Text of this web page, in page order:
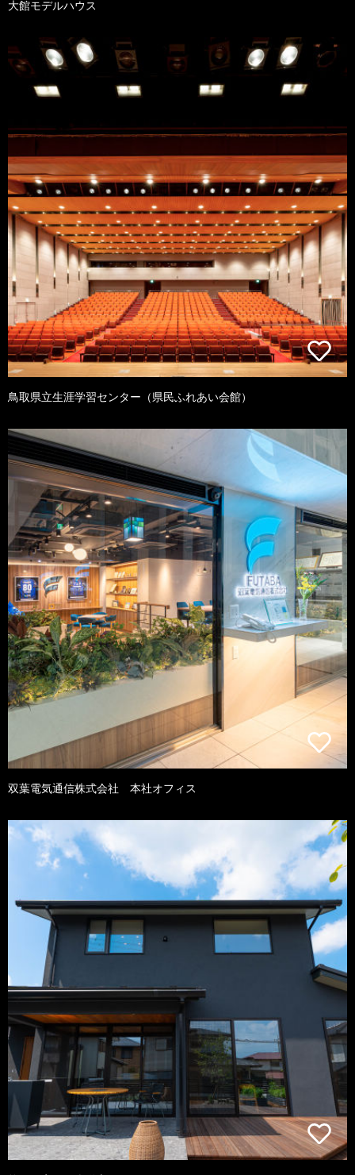
大館モデルハウス
鳥取県立生涯学習センター（県民ふれあい会館）
双葉電気通信株式会社 本社オフィス